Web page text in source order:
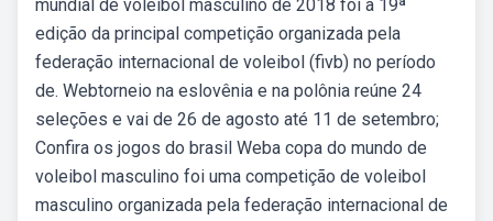
mundial de voleibol masculino de 2018 foi a 19ª
edição da principal competição organizada pela
federação internacional de voleibol (fivb) no período
de. Webtorneio na eslovênia e na polônia reúne 24
seleções e vai de 26 de agosto até 11 de setembro;
Confira os jogos do brasil Weba copa do mundo de
voleibol masculino foi uma competição de voleibol
masculino organizada pela federação internacional de